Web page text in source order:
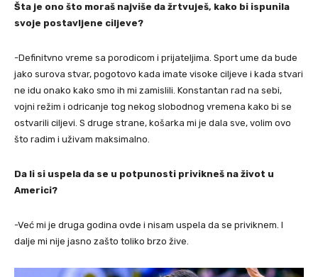
Šta je ono što moraš najviše da žrtvuješ, kako bi ispunila
svoje postavljene ciljeve?
-Definitvno vreme sa porodicom i prijateljima. Sport ume da bude
jako surova stvar, pogotovo kada imate visoke ciljeve i kada stvari
ne idu onako kako smo ih mi zamislili. Konstantan rad na sebi,
vojni režim i odricanje tog nekog slobodnog vremena kako bi se
ostvarili ciljevi. S druge strane, košarka mi je dala sve, volim ovo
što radim i uživam maksimalno.
Da li si uspela da se u potpunosti privikneš na život u
Americi?
-Već mi je druga godina ovde i nisam uspela da se priviknem. I
dalje mi nije jasno zašto toliko brzo žive.